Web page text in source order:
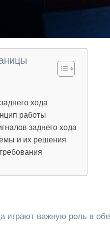
хода
работы
заднего хода
и их решения